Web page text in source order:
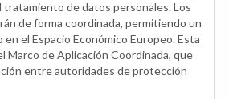
tratamiento de datos personales. Los
de forma coordinada, permitiendo un
el Espacio Económico Europeo. Esta
Marco de Aplicación Coordinada, que
entre autoridades de protección